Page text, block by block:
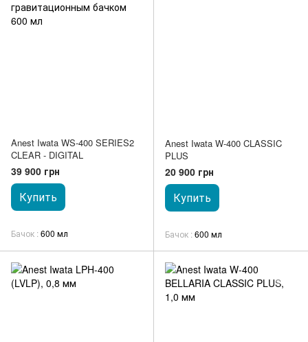
Anest Iwata WS-400 SERIES2
CLEAR - DIGITAL
39 900 грн
Купить
Бачок 600 мл
Anest Iwata W-400 CLASSIC
PLUS
20 900 грн
Купить
Бачок 600 мл